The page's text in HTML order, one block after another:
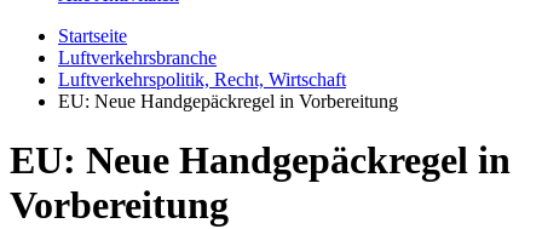
Startseite
Luftverkehrsbranche
Luftverkehrspolitik, Recht, Wirtschaft
EU: Neue Handgepäckregel in Vorbereitung
EU: Neue Handgepäckregel in
Vorbereitung